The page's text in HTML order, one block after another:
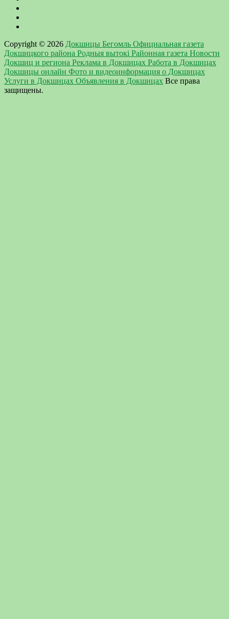
Copyright © 2026 Докшицы Бегомль Официальная газета
Докшицкого района Родныя вытокi Районная газета Новости
Докшиц и региона Реклама в Докшицах Работа в Докшицах
Докшицы онлайн Фото и видеоинформация о Докшицах
Услуги в Докшицах Объявления в Докшицах Все права
защищены.